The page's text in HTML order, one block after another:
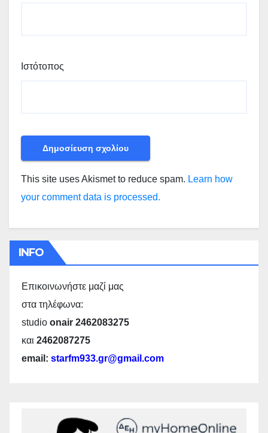
Ιστότοπος
This site uses Akismet to reduce spam. Learn how
your comment data is processed.
INFO
Επικοινωνήστε μαζί μας
στα τηλέφωνα:
studio onair 2462083275
και 2462087275
email: starfm933.gr@gmail.com